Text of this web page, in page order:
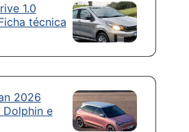
1.0
técnica
2026
e